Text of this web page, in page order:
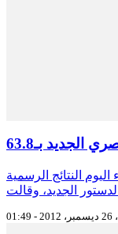
النتائج الرسمية